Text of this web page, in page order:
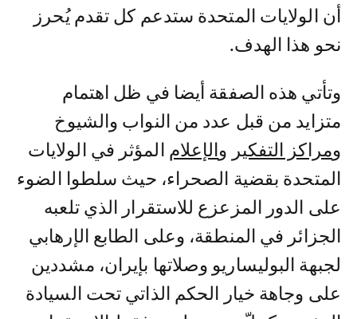
أن الولايات المتحدة ستدعم كل تقدم يُحرز
نحو هذا الهدف.
وتأتي هذه الصفقة أيضا في ظل اهتمام
متزايد من قبل عدد من النواب والشيوخ
ومراكز التفكير والإعلام المؤثر في الولايات
المتحدة بقضية الصحراء، حيث سلطوا الضوء
على الدور المزعزع للاستقرار الذي تلعبه
الجزائر في المنطقة، وعلى الطابع الإرهابي
لجبهة البوليساريو وصلاتها بإيران، مشددين
على وجاهة خيار الحكم الذاتي تحت السيادة